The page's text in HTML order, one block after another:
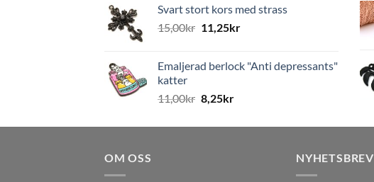
Svart stort kors med strass
15,00kr 11,25kr
Emaljerad berlock "Anti depressants"
katter
11,00kr 8,25kr
OM OSS NYHETSBREV